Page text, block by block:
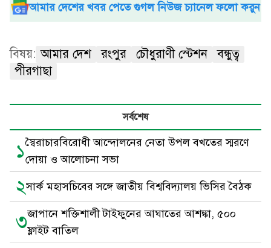
আমার দেশের খবর পেতে গুগল নিউজ চ্যানেল ফলো করুন
বিষয়: আমার দেশ রংপুর চৌধুরাণী স্টেশন
বন্ধুত্ব
পীরগাছা
সর্বশেষ
১স্বৈরাচারবিরোধী আন্দোলনের নেতা উপল বখতের স্মরণে
দোয়া ও আলোচনা সভা
২সার্ক মহাসচিবের সঙ্গে জাতীয় বিশ্ববিদ্যালয় ভিসির বৈঠক
৩জাপানে শক্তিশালী টাইফুনের আঘাতের আশঙ্কা, ৫০০
ফ্লাইট বাতিল